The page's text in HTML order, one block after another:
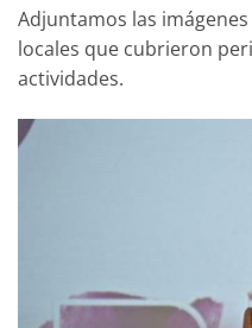
Adjuntamos las
locales que cubrieron
actividades.